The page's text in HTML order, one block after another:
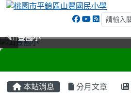
山豐國小
山豐國小
山豐國小
山豐國小
本站消息 分月文章